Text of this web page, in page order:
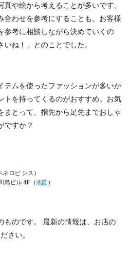
や絵から考えることが多いです。
合わせを参考にすることも。お客様
参考に相談しながら決めていくの
ね！」とのことでした。
テムを使ったファッションが多いか
トを持ってくるのがおすすめ。お気
まとって、指先から足先までおしゃ
ですか？
ネロピ シス）
島ビル 4F（地図 ）
のです。 最新の情報は、お店の
さい。